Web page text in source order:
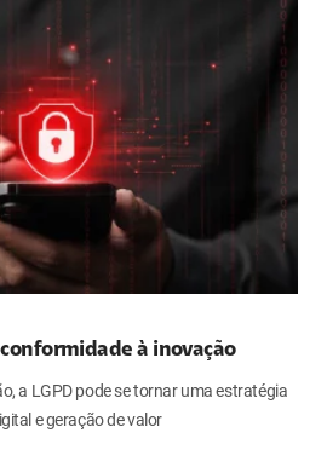
conformidade à inovação
a LGPD pode se tornar uma estratégia
e geração de valor